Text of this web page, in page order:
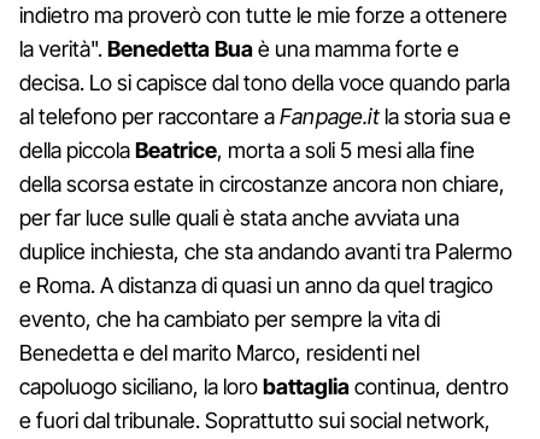
indietro ma proverò con tutte le mie forze a ottenere
la verità".Benedetta Buaè una mamma forte e
decisa. Lo si capisce dal tono della voce quando parla
al telefono per raccontare aFanpage.itla storia sua e
della piccolaBeatrice, morta a soli 5 mesi alla fine
della scorsa estate in circostanze ancora non chiare,
per far luce sulle quali è stata anche avviata una
duplice inchiesta, che sta andando avanti tra Palermo
e Roma. A distanza di quasi un anno da quel tragico
evento, che ha cambiato per sempre la vita di
Benedetta e del marito Marco, residenti nel
capoluogo siciliano, la lorobattagliacontinua, dentro
e fuori dal tribunale. Soprattutto sui social network,